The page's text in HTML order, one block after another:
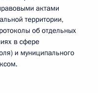
актами
территории,
об отдельных
в сфере
и муниципального